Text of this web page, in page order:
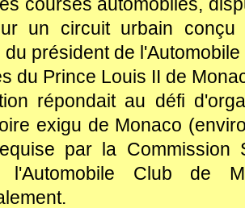
un circuit urbain
du président de
du Prince Louis II de
répondait au défi
exigu de Monaco
par la Commission
Club de